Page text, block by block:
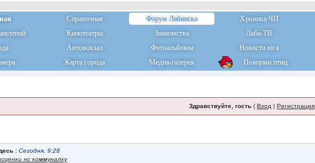
Справочная Форум Лабинска
Хроника ЧП
Кинотеатры Знакомства
Лаба-ТВ
Автовокзал Фотоальбомы
Новости юга
Карта города Медиа-галерея Покорми птиц
Здравствуйте, гость (Вход |Регистрация
:Сегодня, 9:28
нс коммуналку